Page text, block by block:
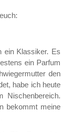
ein Klassiker. Es
ein Parfum
den
habe ich heute
Nischenbereich.
bekommt meine